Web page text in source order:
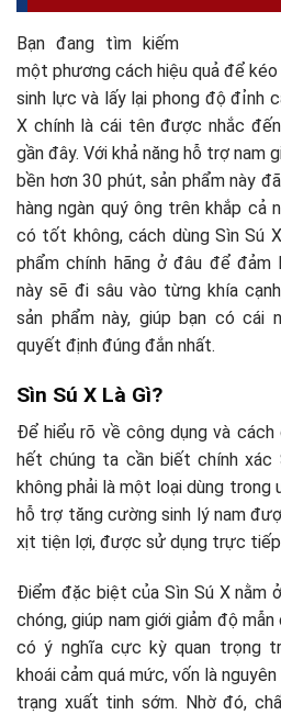
Bạn đang tìm kiếm
một phương cách hiệu quả để
sinh lực và lấy lại phong độ đỉnh
X chính là cái tên được nhắc
gần đây. Với khả năng hỗ trợ nam
bền hơn 30 phút, sản phẩm này
hàng ngàn quý ông trên khắp cả
có tốt không, cách dùng Sìn Sú
phẩm chính hãng ở đâu để
này sẽ đi sâu vào từng khía
sản phẩm này, giúp bạn có cái
quyết định đúng đắn nhất.
Sìn Sú X Là Gì?
Để hiểu rõ về công dụng và
hết chúng ta cần biết chính xác
không phải là một loại dùng trong
hỗ trợ tăng cường sinh lý nam
xịt tiện lợi, được sử dụng trực
Điểm đặc biệt của Sìn Sú X nằm
chóng, giúp nam giới giảm độ mẫn
có ý nghĩa cực kỳ quan trọng
khoái cảm quá mức, vốn là
trạng xuất tinh sớm. Nhờ đó,